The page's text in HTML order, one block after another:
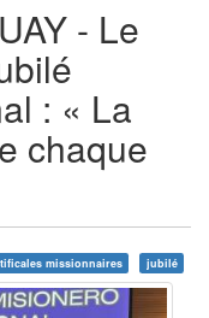
- Le
: « La
chaque
missionnaires jubilé